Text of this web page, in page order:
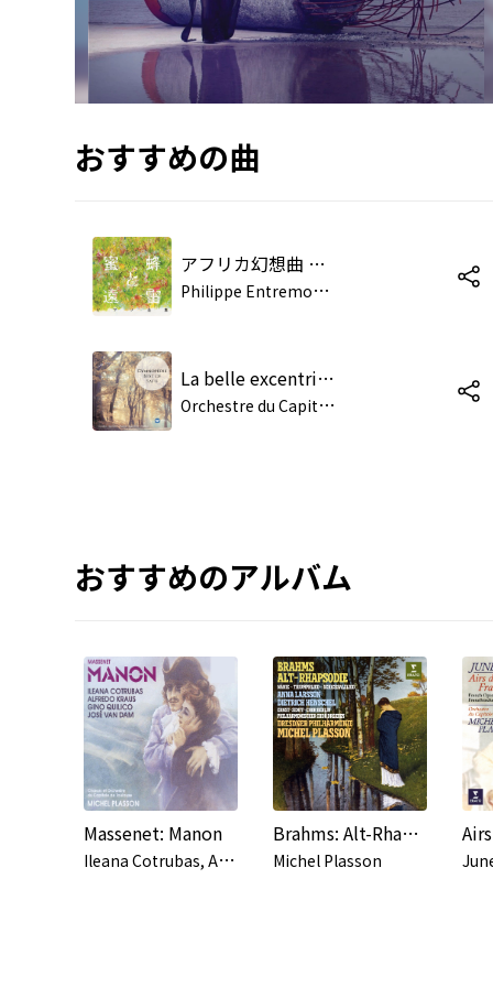
おすすめの曲
アフリカ幻想曲 作品89
P
hilippe Entremont,ミシェル・プラッソン,L'orchestre du Capitole de Toulouse,Toulouse Capitol Orchestra
La belle excentrique: No. 1, Grande ritournelle
O
rchestre du Capitole de Toulouse, Michel Plasson
おすすめのアルバム
Massenet: Manon
I
leana Cotrubas, Alfredo Kraus, José van Dam, Michel Plasson, Orchestre du Capitole de Toulouse
Brahms: Alt-Rhapsodie, Nänie, Triumphlied & Schiksalslied
Michel Plasson